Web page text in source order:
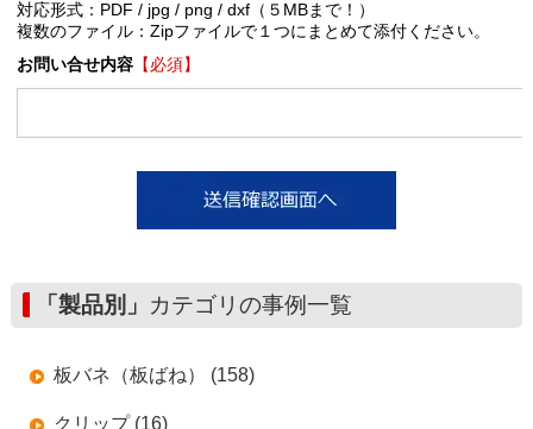
対応形式：PDF / jpg / png / dxf（５MBまで！）
複数のファイル：Zipファイルで１つにまとめて添付ください。
お問い合せ内容【必須】
「製品別」 カテゴリの事例一覧
板バネ（板ばね） (158)
クリップ (16)